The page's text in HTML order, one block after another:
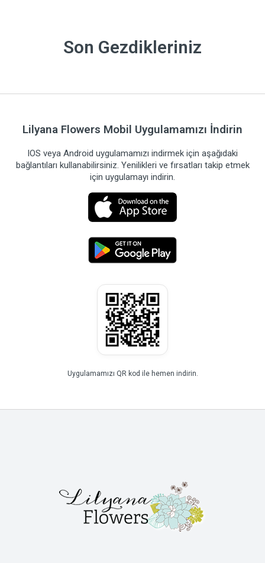
Son Gezdikleriniz
Lilyana Flowers Mobil Uygulamamızı İndirin
IOS veya Android uygulamamızı indirmek için aşağıdaki
bağlantıları kullanabilirsiniz. Yenilikleri ve fırsatları takip etmek
için uygulamayı indirin.
Uygulamamızı QR kod ile hemen indirin.